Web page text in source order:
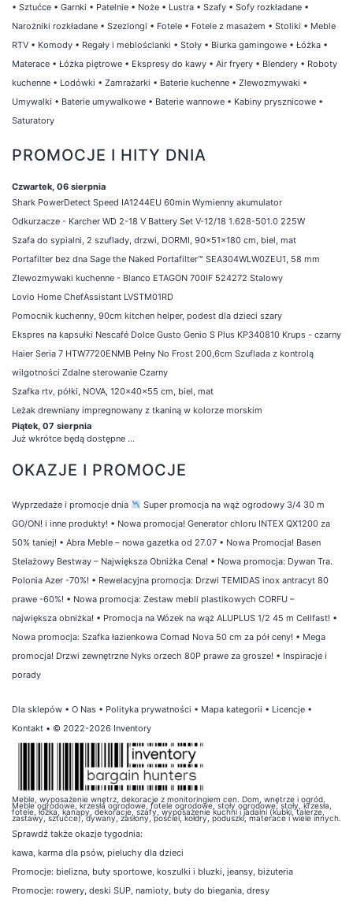
• Sztućce • Garnki • Patelnie • Noże • Lustra • Szafy • Sofy rozkładane •
Narożniki rozkładane • Szezlongi • Fotele • Fotele z masażem • Stoliki • Meble
RTV • Komody • Regały i meblościanki • Stoły • Biurka gamingowe • Łóżka •
Materace • Łóżka piętrowe • Ekspresy do kawy • Air fryery • Blendery • Roboty
kuchenne • Lodówki • Zamrażarki • Baterie kuchenne • Zlewozmywaki •
Umywalki • Baterie umywalkowe • Baterie wannowe • Kabiny prysznicowe •
Saturatory
PROMOCJE I HITY DNIA
Czwartek, 06 sierpnia
Shark PowerDetect Speed IA1244EU 60min Wymienny akumulator
Odkurzacze - Karcher WD 2-18 V Battery Set V-12/18 1.628-501.0 225W
Szafa do sypialni, 2 szuflady, drzwi, DORMI, 90x51x180 cm, biel, mat
Portafilter bez dna Sage the Naked Portafilter™ SEA304WLW0ZEU1, 58 mm
Zlewozmywaki kuchenne - Blanco ETAGON 700IF 524272 Stalowy
Lovio Home ChefAssistant LVSTM01RD
Pomocnik kuchenny, 90cm kitchen helper, podest dla dzieci szary
Ekspres na kapsułki Nescafé Dolce Gusto Genio S Plus KP340810 Krups - czarny
Haier Seria 7 HTW7720ENMB Pełny No Frost 200,6cm Szuflada z kontrolą
wilgotności Zdalne sterowanie Czarny
Szafka rtv, półki, NOVA, 120x40x55 cm, biel, mat
Leżak drewniany impregnowany z tkaniną w kolorze morskim
Piątek, 07 sierpnia
Już wkrótce będą dostępne ...
OKAZJE I PROMOCJE
Wyprzedaże i promocje dnia
Super promocja na wąż ogrodowy 3/4 30 m
GO/ON! i inne produkty! • Nowa promocja! Generator chloru INTEX QX1200 za
50% taniej! • Abra Meble – nowa gazetka od 27.07 • Nowa Promocja! Basen
Stelażowy Bestway – Największa Obniżka Cena! • Nowa promocja: Dywan Tra.
Polonia Azer -70%! • Rewelacyjna promocja: Drzwi TEMIDAS inox antracyt 80
prawe -60%! • Nowa promocja: Zestaw mebli plastikowych CORFU –
największa obniżka! • Promocja na Wózek na wąż ALUPLUS 1/2 45 m Cellfast! •
Nowa promocja: Szafka łazienkowa Comad Nova 50 cm za pół ceny! • Mega
promocja! Drzwi zewnętrzne Nyks orzech 80P prawe za grosze! • Inspiracje i
porady
Dla sklepów • O Nas • Polityka prywatności • Mapa kategorii • Licencje •
Kontakt • © 2022-2026 Inventory
Meble, wyposażenie wnętrz, dekoracje z monitoringiem cen. Dom, wnętrze i ogród.
Meble ogrodowe, krzesła ogrodowe, fotele ogrodowe, stoły ogrodowe, stoły, krzesła,
fotele, łóżka, kanapy, dekoracje, szafy, wyposażenie kuchni i jadalni (kubki, talerze,
zastawy, sztućce), dywany, zasłony, pościel, kołdry, poduszki, materace i wiele innych.
Sprawdź także okazje tygodnia:
kawa, karma dla psów, pieluchy dla dzieci
Promocje: bielizna, buty sportowe, koszulki i bluzki, jeansy, biżuteria
Promocje: rowery, deski SUP, namioty, buty do biegania, dresy